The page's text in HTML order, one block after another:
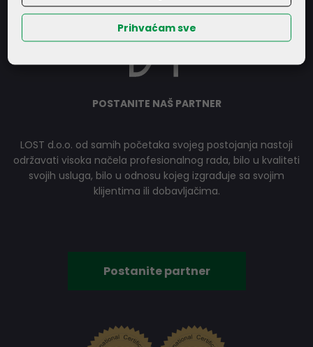
POSTANITE NAŠ PARTNER
LOST d.o.o. od samih početaka svojeg postojanja nastoji
održavati visoka načela profesionalnog rada, bilo u kvaliteti
svojih usluga, bilo u odnosu kojeg izgrađuje sa svojim
klijentima ili dobavljačima.
Postanite partner
Prihvaćam sve